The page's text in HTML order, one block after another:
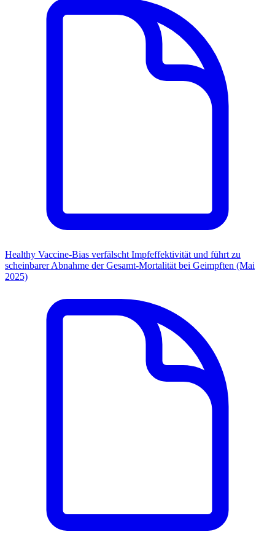
Healthy Vaccine-Bias verfälscht Impfeffektivität und führt zu
scheinbarer Abnahme der Gesamt-Mortalität bei Geimpften (Mai
2025)